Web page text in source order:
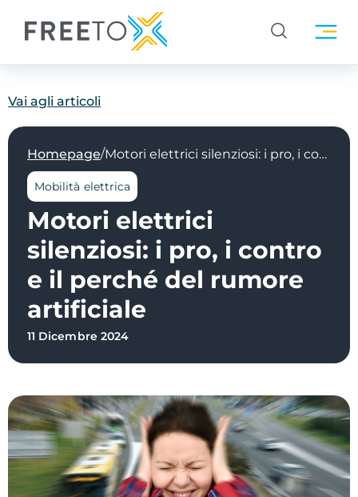
Vai agli articoli
Homepage/ Motori elettrici silenziosi: i pro, i contro e il perché del rumore artificiale
Mobilità elettrica
Motori elettrici
silenziosi: i pro, i contro
e il perché del rumore
artificiale
11 Dicembre 2024